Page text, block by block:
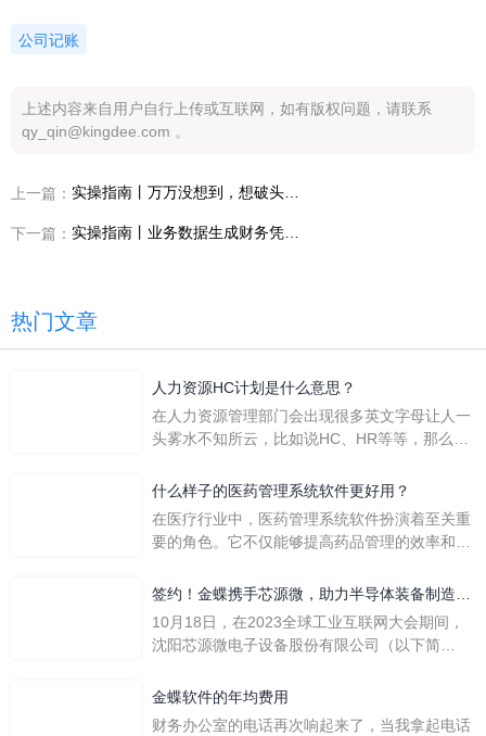
公司记账
上述内容来自用户自行上传或互联网，如有版权问题，请联系
qy_qin@kingdee.com 。
上一篇：
下一篇：
热门文章
人力资源HC计划是什么意思？
在人力资源管理部门会出现很多英文字母让人一
头雾水不知所云，比如说HC、HR等等，那么它
么呢？
什么样子的医药管理系统软件更好用？
在医疗行业中，医药管理系统软件扮演着至关重
要的角色。它不仅能够提高药品管理的效率和准
一个好用的医药管理系统软件应具备以下特点。
地进行操作。 复杂的
签约！金蝶携手芯源微，助力半导体装备制造领
先企业迈向世界
10月18日，在2023全球工业互联网大会期间，
沈阳芯源微电子设备股份有限公司（以下简
下简称“金蝶”）在辽宁沈阳签署战略合作协议。
金蝶软件的年均费用
财务办公室的电话再次响起来了，当我拿起电话